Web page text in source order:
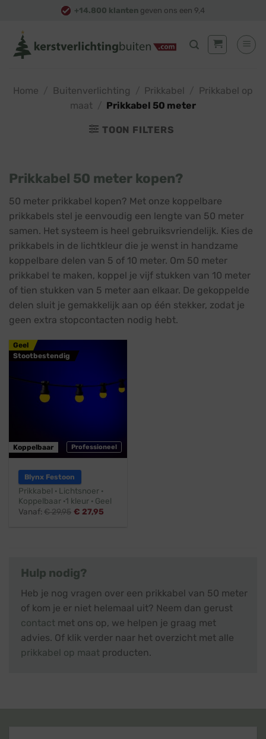
content
+14.800 klanten geven ons een 9,4
Home Buitenverlichting Prikkabel
Prikkabel op
maat
Prikkabel 50 meter
TOON FILTERS
Prikkabel 50 meter kopen?
50 meter prikkabel kopen? Met onze koppelbare
prikkabels stel je eenvoudig een lengte van 50 meter
samen. Het systeem is heel gebruiksvriendelijk. Kies de
prikkabels in de lichtkleur die je wenst in handzame
koppelbare delen van 5 of 10 meter. Om 50 meter
prikkabel te maken, koppel je vijf stukken van 10 meter
of tien stukken van 5 meter aan elkaar. De gekoppelde
delen sluit je gemakkelijk aan op één stekker, zodat je
geen extra stopcontacten nodig hebt.
Geel
Stootbestendig
Professioneel
Koppelbaar
Blynx Festoon
Prikkabel · Lichtsnoer ·
Koppelbaar ·1 kleur · Geel
Vanaf:€29,95 € 27,95
Hulp nodig?
Heb je nog vragen over een prikkabel van 50 meter
of kom je er niet helemaal uit? Neem dan gerust
contact met ons op, we helpen je graag met
advies. Of klik verder naar het overzicht met alle
prikkabel op maat producten.